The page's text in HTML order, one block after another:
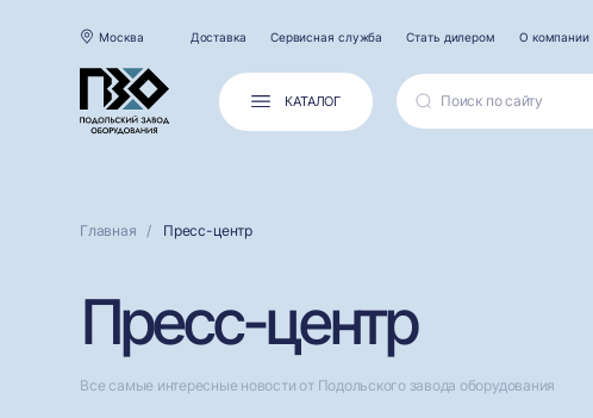
Москва Доставка Сервисная служба Стать дилером О компании
КАТАЛОГ
Главная Пресс-центр
Пресс-центр
Все самые интересные новости от Подольского завода оборудования